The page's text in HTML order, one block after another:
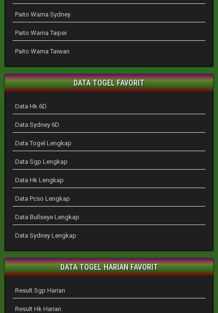
Paito Warna Sydney
Paito Warna Taipei
Paito Warna Taiwan
DATA TOGEL FAVORIT
Data Hk 6D
Data Sydney 6D
Data Togel Lengkap
Data Sgp Lengkap
Data Hk Lengkap
Data Pcso Lengkap
Data Bullseye Lengkap
Data Sydney Lengkap
DATA TOGEL HARIAN FAVORIT
Result Sgp Harian
Result Hk Harian